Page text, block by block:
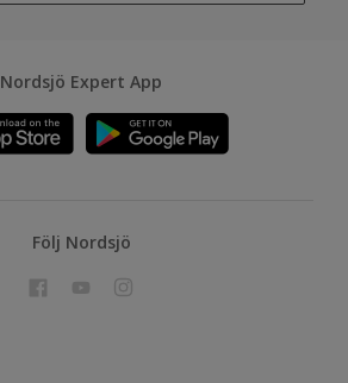
Nordsjö Expert App
Följ Nordsjö